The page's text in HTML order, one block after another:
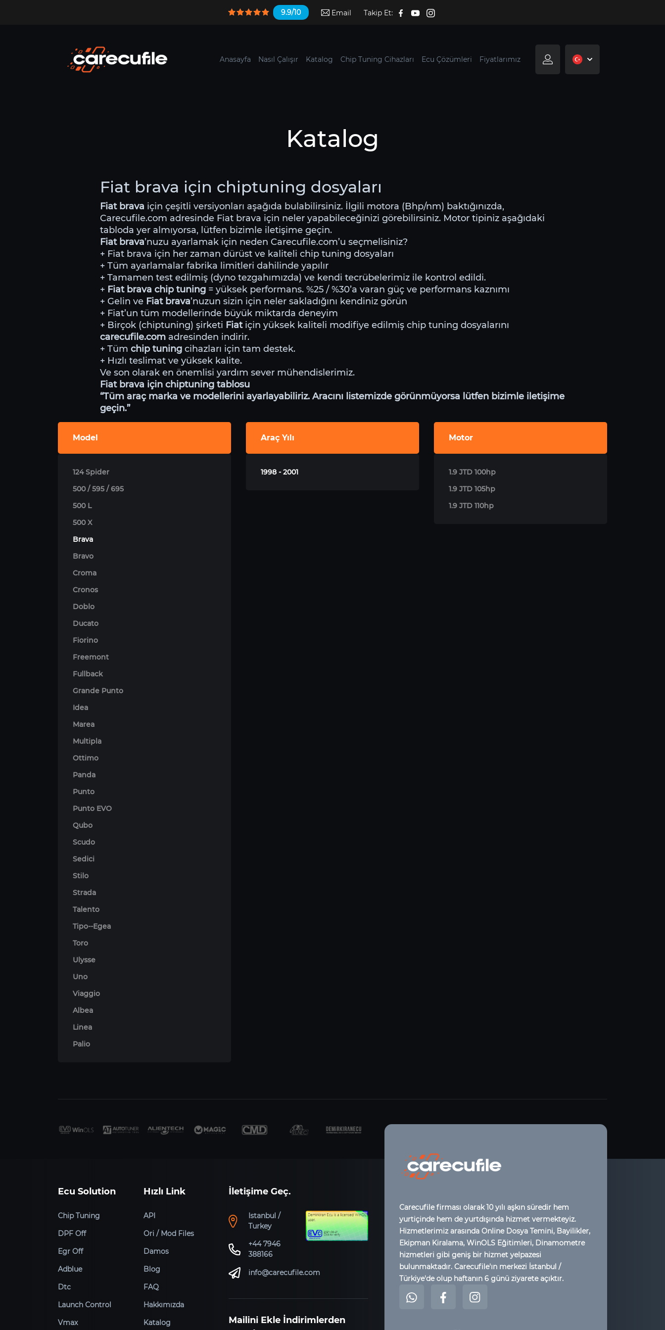
9.9/10 Email Takip Et:
Anasayfa Nasıl Çalışır Katalog Chip Tuning Cihazları Ecu Çözümleri Fiyatlarımız
Katalog
Fiat brava için chiptuning dosyaları
Fiat brava için çeşitli versiyonları aşağıda bulabilirsiniz. İlgili motora (Bhp/nm) baktığınızda,
Carecufile.com adresinde Fiat brava için neler yapabileceğinizi görebilirsiniz. Motor tipiniz aşağıdaki
tabloda yer almıyorsa, lütfen bizimle iletişime geçin.
Fiat brava’nuzu ayarlamak için neden Carecufile.com’u seçmelisiniz?
+ Fiat brava için her zaman dürüst ve kaliteli chip tuning dosyaları
+ Tüm ayarlamalar fabrika limitleri dahilinde yapılır
+ Tamamen test edilmiş (dyno tezgahımızda) ve kendi tecrübelerimiz ile kontrol edildi.
+ Fiat brava chip tuning = yüksek performans. %25 / %30’a varan güç ve performans kaznımı
+ Gelin ve Fiat brava’nuzun sizin için neler sakladığını kendiniz görün
+ Fiat’un tüm modellerinde büyük miktarda deneyim
+ Birçok (chiptuning) şirketi Fiatiçin yüksek kaliteli modifiye edilmiş chip tuning dosyalarını
carecufile.com adresinden indirir.
+ Tüm chip tuning cihazları için tam destek.
+ Hızlı teslimat ve yüksek kalite.
Ve son olarak en önemlisi yardım sever mühendislerimiz.
Fiat brava için chiptuning tablosu
“Tüm araç marka ve modellerini ayarlayabiliriz. Aracını listemizde görünmüyorsa lütfen bizimle iletişime
geçin.”
Model
124 Spider
500 / 595 / 695
500 L
500 X
Brava
Bravo
Croma
Cronos
Doblo
Ducato
Fiorino
Freemont
Fullback
Grande Punto
Idea
Marea
Multipla
Ottimo
Panda
Punto
Punto EVO
Qubo
Scudo
Sedici
Stilo
Strada
Talento
Tipo--Egea
Toro
Ulysse
Uno
Viaggio
Albea
Linea
Palio
Araç Yılı
1998 - 2001
Motor
1.9 JTD 100hp
1.9 JTD 105hp
1.9 JTD 110hp
Ecu Solution
Chip Tuning
DPF Off
Egr Off
Adblue
Dtc
Launch Control
Vmax
Hızlı Link
API
Ori / Mod Files
Damos
Blog
FAQ
Hakkımızda
Katalog
İletişime Geç.
Istanbul /
Turkey
+44 7946
388166
info@carecufile.com
Mailini Ekle İndirimlerden
Carecufile firması olarak 10 yılı aşkın süredir hem
yurtiçinde hem de yurtdışında hizmet vermekteyiz.
Hizmetlerimiz arasında Online Dosya Temini, Bayilikler,
Ekipman Kiralama, WinOLS Eğitimleri, Dinamometre
hizmetleri gibi geniş bir hizmet yelpazesi
bulunmaktadır. Carecufile'ın merkezi İstanbul /
Türkiye'de olup haftanın 6 günü ziyarete açıktır.